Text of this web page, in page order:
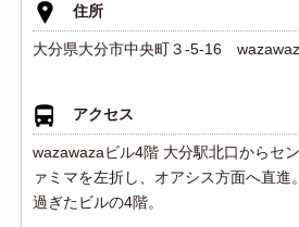
住所
大分県大分市中央町３-5-16
アクセス
wazawazaビル4階 大分駅北口からセ
ァミマを左折し、オアシス方面へ直進
過ぎたビルの4階。